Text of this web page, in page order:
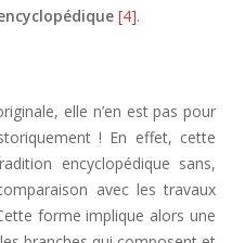
[4].
elle n’en est pas pour
! En effet, cette
encyclopédique sans,
avec les travaux
forme implique alors une